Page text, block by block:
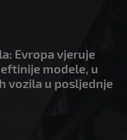
Evropa vjeruje
modele, u
vozila u posljednje